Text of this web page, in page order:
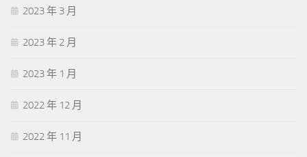
2023 年 3 月
2023 年 2 月
2023 年 1 月
2022 年 12 月
2022 年 11 月